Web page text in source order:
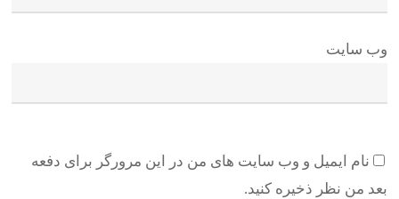
وب سایت
نام ایمیل و وب سایت های من در این مرورگر برای دفعه
بعد من نظر ذخیره کنید.